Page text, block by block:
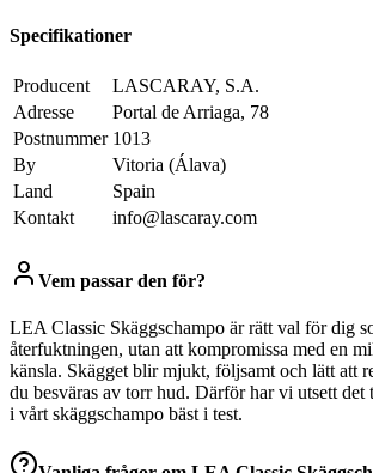
Specifikationer
Producent
LASCARAY, S.A.
Adresse
Portal de Arriaga, 78
Postnummer 1013
By
Vitoria (Álava)
Land
Spain
Kontakt
info@lascaray.com
Vem passar den för?
LEA Classic Skäggschampo är rätt val för dig
återfuktningen, utan att kompromissa med en
känsla. Skägget blir mjukt, följsamt och lätt att
du besväras av torr hud. Därför har vi utsett det
i vårt skäggschampo bäst i test.